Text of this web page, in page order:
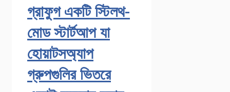
গ্রাফুগ একটি স্টিলথ-
মোড স্টার্টআপ যা
হোয়াটসঅ্যাপ
গ্রুপগুলির ভিতরে